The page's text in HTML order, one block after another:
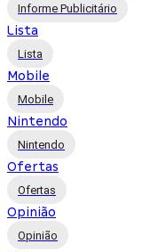
Informe Publicitário
Lista
Lista
Mobile
Mobile
Nintendo
Nintendo
Ofertas
Ofertas
Opinião
Opinião